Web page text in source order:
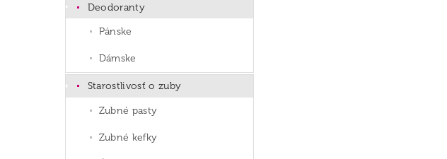
Deodoranty
Pánske
Dámske
Starostlivosť o zuby
Zubné pasty
Zubné kefky